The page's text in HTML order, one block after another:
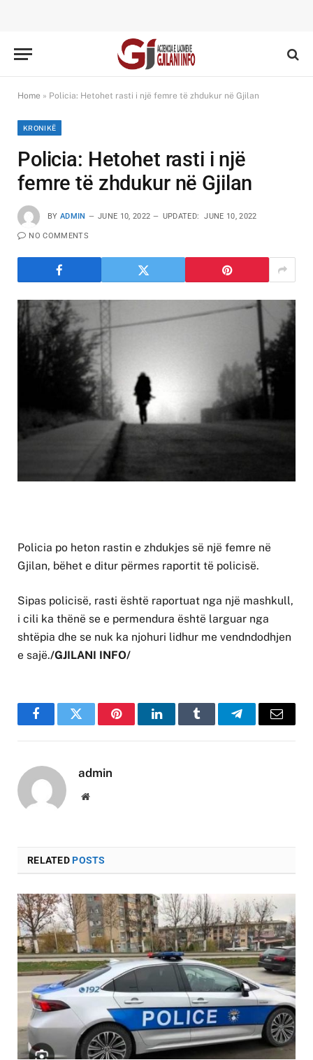
Home » Policia: Hetohet rasti i një femre të zhdukur në Gjilan
KRONIKË
Policia: Hetohet rasti i një
femre të zhdukur në Gjilan
BY ADMIN JUNE 10, 2022 UPDATED: JUNE 10, 2022
NO COMMENTS
Policia po heton rastin e zhdukjes së një femre në
Gjilan, bëhet e ditur përmes raportit të policisë.
Sipas policisë, rasti është raportuat nga një mashkull,
i cili ka thënë se e permendura është larguar nga
shtëpia dhe se nuk ka njohuri lidhur me vendndodhjen
e sajë./GJILANI INFO/
FacebookTwitter PinterestLinkedInTumblr TelegramEmail
admin
Website
RELATEDPOSTS